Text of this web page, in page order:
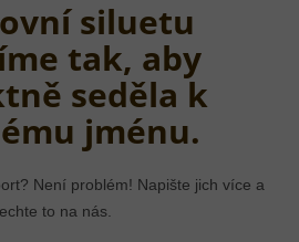
siluetu
tak, aby
seděla k
jménu.
Není problém! Napište jich více a
to na nás.